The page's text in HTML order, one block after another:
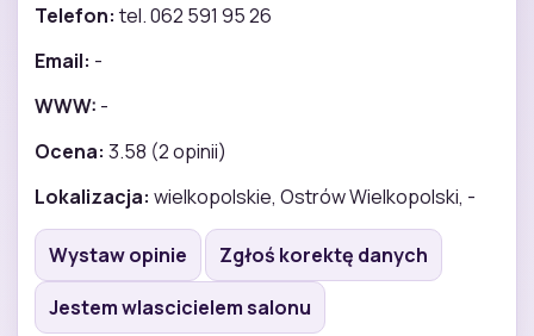
Telefon: tel. 062 591 95 26
Email: -
WWW: -
Ocena: 3.58 (2 opinii)
Lokalizacja: wielkopolskie, Ostrów Wielkopolski, -
Wystaw opinie
Zgłoś korektę danych
Jestem wlascicielem salonu